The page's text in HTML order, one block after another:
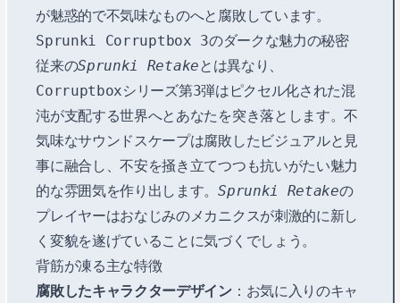
が魅惑的で不気味なものへと腐敗しています。
Sprunki Corruptbox 3のダークな魅力の秘密
従来のSprunki Retakeとは異なり、
Corruptboxシリーズ第3弾はピクセル化された混
沌が支配する世界へとあなたを突き落とします。不
気味なサウンドスケープは腐敗したビジュアルと見
事に融合し、不安を掻き立てつつも抗いがたい魅力
的な雰囲気を作り出します。Sprunki Retakeの
プレイヤーはおなじみのメカニクスが刺激的に新し
く変貌を遂げていることに気づくでしょう。
背筋が凍る主な特徴
腐敗したキャラクターデザイン：お気に入りのキャ